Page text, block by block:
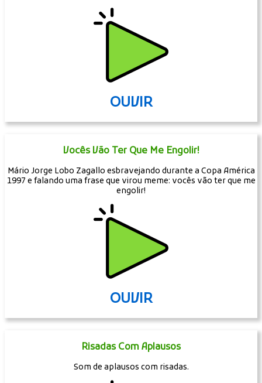
OUVIR
Vocês Vão Ter Que Me Engolir!
Mário Jorge Lobo Zagallo esbravejando durante a Copa América
1997 e falando uma frase que virou meme: vocês vão ter que me
engolir!
OUVIR
Risadas Com Aplausos
Som de aplausos com risadas.